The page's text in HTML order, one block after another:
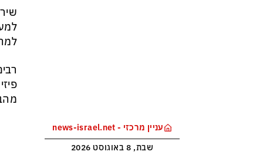
עניין מרכזי - news-israel.net
שבת, 8 באוגוסט 2026